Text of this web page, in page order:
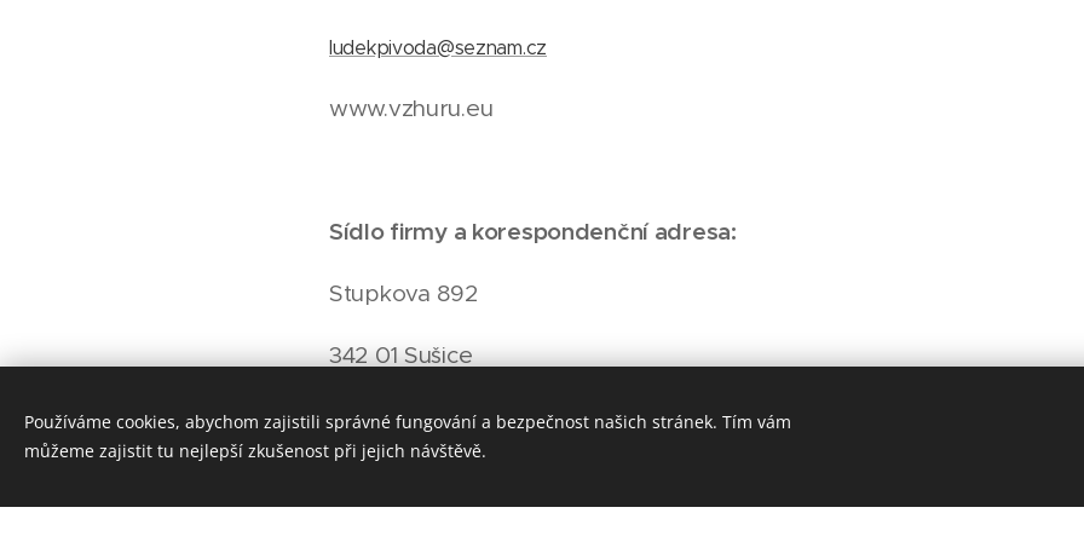
ludekpivoda@seznam.cz
www.vzhuru.eu
Sídlo firmy a korespondenční adresa:
Stupkova 892
342 01 Sušice
Používáme cookies, abychom zajistili správné fungování a bezpečnost našich stránek. Tím vám
můžeme zajistit tu nejlepší zkušenost při jejich návštěvě.